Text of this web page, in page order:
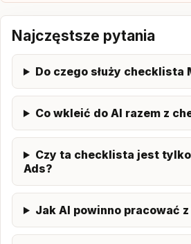
Najczęstsze pytania
Do czego służy checklista
Co wkleić do AI razem z
Czy ta checklista jest
Ads?
Jak AI powinno pracować